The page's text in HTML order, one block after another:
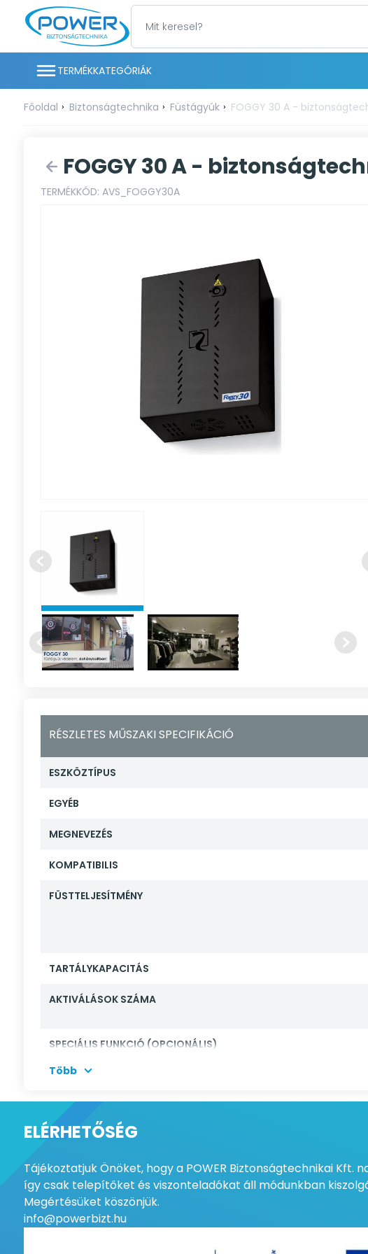
TERMÉKKATEGÓRIÁK
Főoldal Biztonságtechnika Füstágyúk FOGGY 30 A -
FOGGY 30 A -
TERMÉKKÓD: AVS_FOGGY30A
RÉSZLETES MŰSZAKI SPECIFIKÁCIÓ
ESZKÖZTÍPUS
EGYÉB
MEGNEVEZÉS
KOMPATIBILIS
FÜSTTELJESÍTMÉNY
TARTÁLYKAPACITÁS
AKTIVÁLÁSOK SZÁMA
SPECIÁLIS FUNKCIÓ (OPCIONÁLIS)
VÁLASZTHATÓ FÚVÓKA
FOGYASZTÁS FELFŰTÉSKOR
FOGYASZTÁS KÉSZENLÉTBEN
Több
ELÉRHETŐSÉG
Tájékoztatjuk Önöket, hogy a POWER Biztonságtechnikai Kft.
így csak telepítőket és viszonteladókat áll módunkban
Megértésüket köszönjük.
info@powerbizt.hu